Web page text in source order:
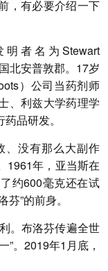
，有必要介绍一下
明者名为Stewart
北安普敦郡。17岁
）公司当药剂师
、利兹大学药理学
品研发。
、没有那么大副作
1961年，亚当斯在
约600毫克还在试
”的前身。
。布洛芬传遍全世
”。2019年1月底，